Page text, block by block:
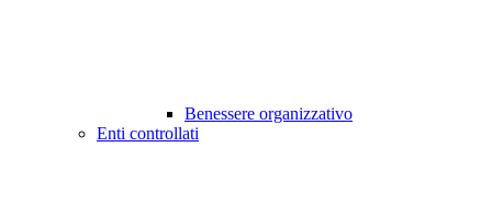
Benessere organizzativo
Enti controllati